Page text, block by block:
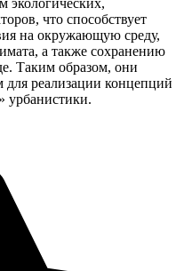
что способствует
на окружающую среду,
а также сохранению
Таким образом, они
реализации концепций
урбанистики.